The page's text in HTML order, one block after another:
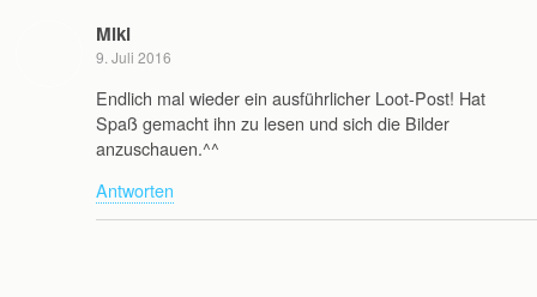
Miki
9. Juli 2016
Endlich mal wieder ein ausführlicher Loot-Post! Hat
Spaß gemacht ihn zu lesen und sich die Bilder
anzuschauen.^^
Antworten